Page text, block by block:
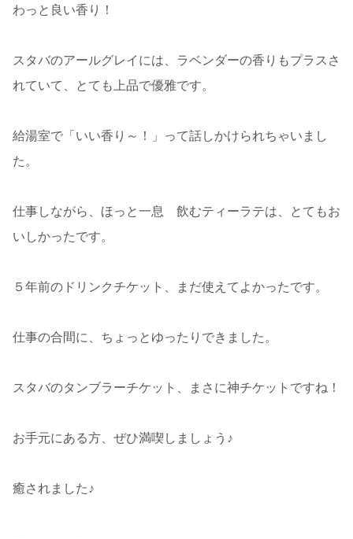
わっと良い香り！
スタバのアールグレイには、ラベンダーの香りもプラスさ
れていて、とても上品で優雅です。
給湯室で「いい香り～！」って話しかけられちゃいまし
た。
仕事しながら、ほっと一息 飲むティーラテは、とてもお
いしかったです。
５年前のドリンクチケット、まだ使えてよかったです。
仕事の合間に、ちょっとゆったりできました。
スタバのタンブラーチケット、まさに神チケットですね！
お手元にある方、ぜひ満喫しましょう♪
癒されました♪